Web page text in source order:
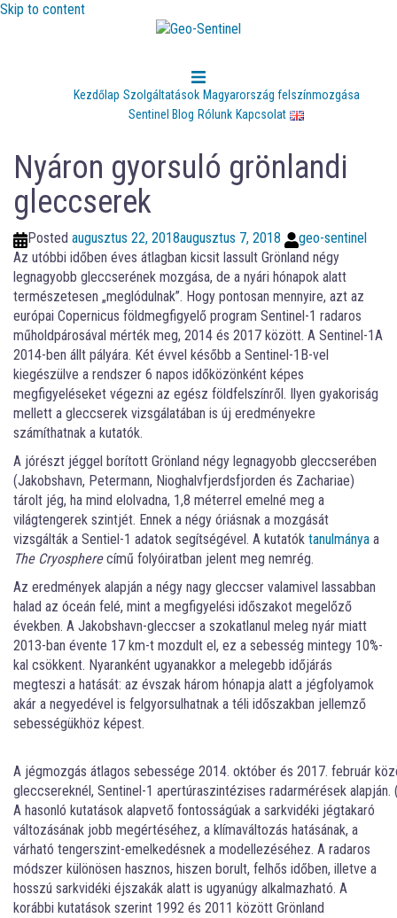
Skip to content
Kezdőlap Szolgáltatások Magyarország felszínmozgása
Sentinel Blog Rólunk Kapcsolat
Nyáron gyorsuló grönlandi
gleccserek
Posted augusztus 22, 2018augusztus 7, 2018
geo-sentinel
Az utóbbi időben éves átlagban kicsit lassult Grönland négy
legnagyobb gleccserének mozgása, de a nyári hónapok alatt
természetesen „meglódulnak”. Hogy pontosan mennyire, azt az
európai Copernicus földmegfigyelő program Sentinel-1 radaros
műholdpárosával mérték meg, 2014 és 2017 között. A Sentinel-1A
2014-ben állt pályára. Két évvel később a Sentinel-1B-vel
kiegészülve a rendszer 6 napos időközönként képes
megfigyeléseket végezni az egész földfelszínről. Ilyen gyakoriság
mellett a gleccserek vizsgálatában is új eredményekre
számíthatnak a kutatók.
A jórészt jéggel borított Grönland négy legnagyobb gleccserében
(Jakobshavn, Petermann, Nioghalvfjerdsfjorden és Zachariae)
tárolt jég, ha mind elolvadna, 1,8 méterrel emelné meg a
világtengerek szintjét. Ennek a négy óriásnak a mozgását
vizsgálták a Sentiel-1 adatok segítségével. A kutatók tanulmánya a
The Cryospherecímű folyóiratban jelent meg nemrég.
Az eredmények alapján a négy nagy gleccser valamivel lassabban
halad az óceán felé, mint a megfigyelési időszakot megelőző
években. A Jakobshavn-gleccser a szokatlanul meleg nyár miatt
2013-ban évente 17 km-t mozdult el, ez a sebesség mintegy 10%-
kal csökkent. Nyaranként ugyanakkor a melegebb időjárás
megteszi a hatását: az évszak három hónapja alatt a jégfolyamok
akár a negyedével is felgyorsulhatnak a téli időszakban jellemző
sebességükhöz képest.
A jégmozgás átlagos sebessége 2014. október és 2017. február
gleccsereknél, Sentinel-1 apertúraszintézises radarmérések
A hasonló kutatások alapvető fontosságúak a sarkvidéki jégtakaró
változásának jobb megértéséhez, a klímaváltozás hatásának, a
várható tengerszint-emelkedésnek a modellezéséhez. A radaros
módszer különösen hasznos, hiszen borult, felhős időben, illetve a
hosszú sarkvidéki éjszakák alatt is ugyanúgy alkalmazható. A
korábbi kutatások szerint 1992 és 2011 között Grönland